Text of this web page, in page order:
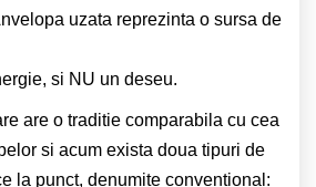
uzata reprezinta o sursa de
si NU un deseu.
are o traditie comparabila cu cea
si acum exista doua tipuri de
la punct, denumite conventional: